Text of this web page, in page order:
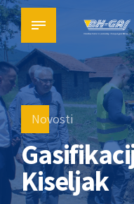
Novosti
Kiseljak